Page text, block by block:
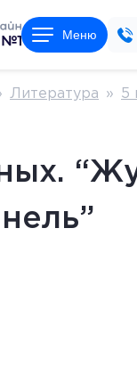
Меню
Литература » 5